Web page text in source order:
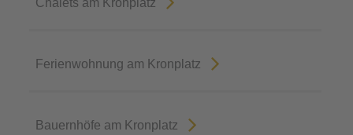
Chalets am Kronplatz
Ferienwohnung am Kronplatz
Bauernhöfe am Kronplatz